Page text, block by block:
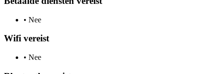
• Nee
Wifi vereist
• Nee